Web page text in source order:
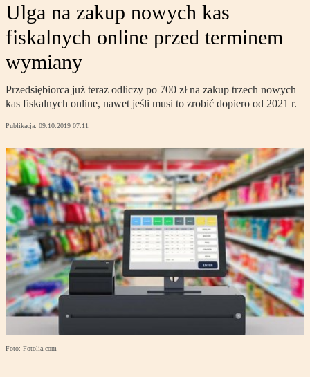
Ulga na zakup nowych kas
fiskalnych online przed terminem
wymiany
Przedsiębiorca już teraz odliczy po 700 zł na zakup trzech nowych
kas fiskalnych online, nawet jeśli musi to zrobić dopiero od 2021 r.
Publikacja: 09.10.2019 07:11
Foto: Fotolia.com